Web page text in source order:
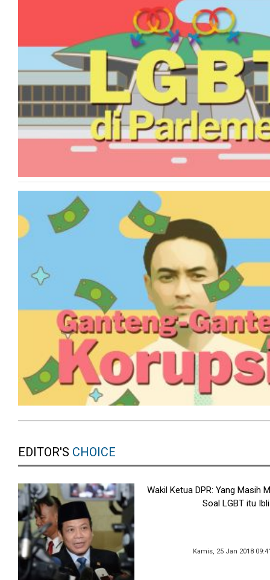
EDITOR'S CHOICE
Wakil Ketua DPR: Yang Masih
Soal LGBT itu
Kamis, 25 Jan 2018